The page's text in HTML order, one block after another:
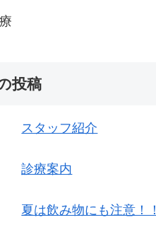
投稿
スタッフ紹介
診療案内
夏は飲み物にも注意！！